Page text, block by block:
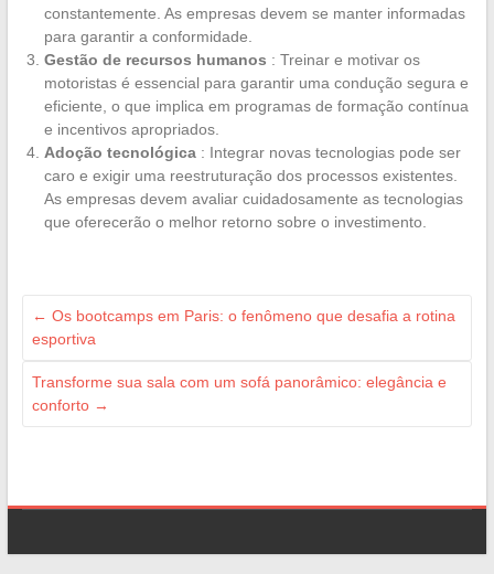
constantemente. As empresas devem se manter informadas
para garantir a conformidade.
Gestão de recursos humanos : Treinar e motivar os
motoristas é essencial para garantir uma condução segura e
eficiente, o que implica em programas de formação contínua
e incentivos apropriados.
Adoção tecnológica : Integrar novas tecnologias pode ser
caro e exigir uma reestruturação dos processos existentes.
As empresas devem avaliar cuidadosamente as tecnologias
que oferecerão o melhor retorno sobre o investimento.
← Os bootcamps em Paris: o fenômeno que desafia a rotina
esportiva
Transforme sua sala com um sofá panorâmico: elegância e
conforto →